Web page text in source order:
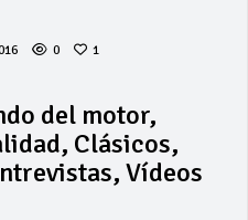
0
1
del motor,
Clásicos,
Vídeos
Invercar
amplía su flota
de vehículos de